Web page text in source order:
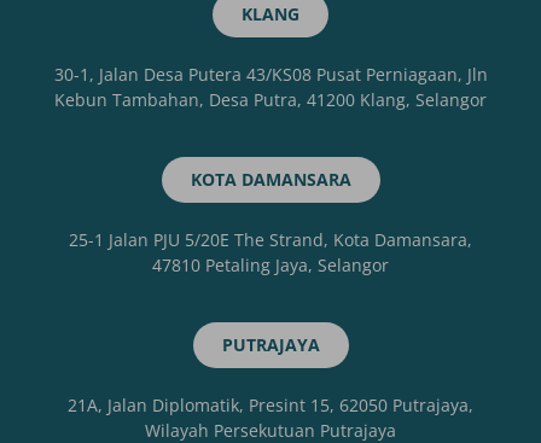
KLANG
30-1, Jalan Desa Putera 43/KS08 Pusat Perniagaan, Jln
Kebun Tambahan, Desa Putra, 41200 Klang, Selangor
KOTA DAMANSARA
25-1 Jalan PJU 5/20E The Strand, Kota Damansara,
47810 Petaling Jaya, Selangor
PUTRAJAYA
21A, Jalan Diplomatik, Presint 15, 62050 Putrajaya,
Wilayah Persekutuan Putrajaya